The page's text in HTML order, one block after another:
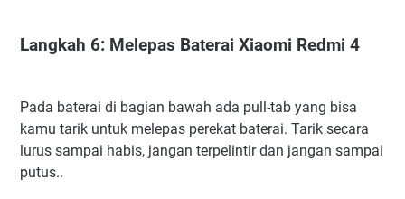
Langkah 6: Melepas Baterai Xiaomi Redmi 4
Pada baterai di bagian bawah ada pull-tab yang bisa
kamu tarik untuk melepas perekat baterai. Tarik secara
lurus sampai habis, jangan terpelintir dan jangan sampai
putus..